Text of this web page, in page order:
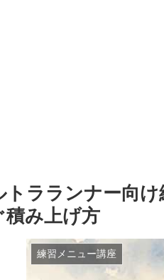
トラランナー向
積み上げ方
練習メニュー講座